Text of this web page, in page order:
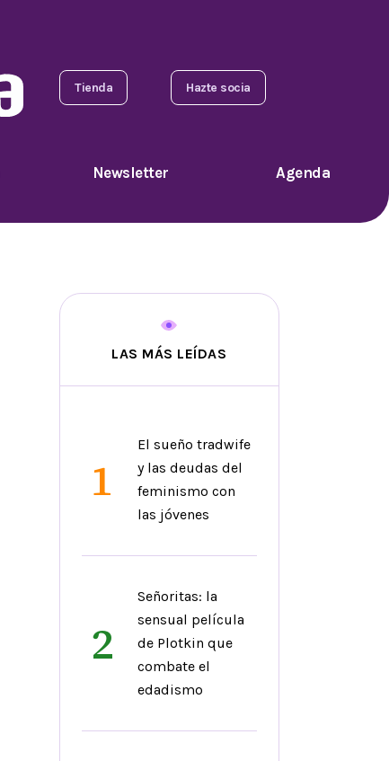
Tienda Hazte socia
Newsletter Agenda
LAS MÁS LEÍDAS
1
El sueño tradwife
y las deudas del
feminismo con
las jóvenes
2
Señoritas: la
sensual película
de Plotkin que
combate el
edadismo